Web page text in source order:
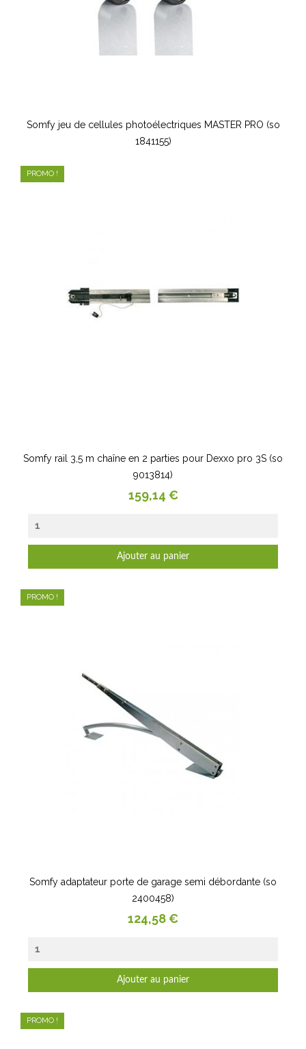
Somfy jeu de cellules photoélectriques MASTER PRO (so
1841155)
Somfy rail 3,5 m chaîne en 2 parties pour Dexxo pro 3S (so
9013814)
Prix
159,14 €
Ajouter au panier
PROMO !
Somfy adaptateur porte de garage semi débordante (so
2400458)
Prix
124,58 €
Ajouter au panier
PROMO !
PROMO !